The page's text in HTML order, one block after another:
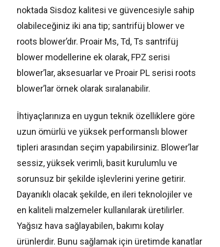
noktada Sisdoz kalitesi ve güvencesiyle sahip
olabileceğiniz iki ana tip; santrifüj blower ve
roots blower’dır. Proair Ms, Td, Ts santrifüj
blower modellerine ek olarak, FPZ serisi
blower’lar, aksesuarlar ve Proair PL serisi roots
blower’lar örnek olarak sıralanabilir.
İhtiyaçlarınıza en uygun teknik özelliklere göre
uzun ömürlü ve yüksek performanslı blower
tipleri arasından seçim yapabilirsiniz. Blower’lar
sessiz, yüksek verimli, basit kurulumlu ve
sorunsuz bir şekilde işlevlerini yerine getirir.
Dayanıklı olacak şekilde, en ileri teknolojiler ve
en kaliteli malzemeler kullanılarak üretilirler.
Yağsız hava sağlayabilen, bakımı kolay
ürünlerdir. Bunu sağlamak için üretimde kanatlar